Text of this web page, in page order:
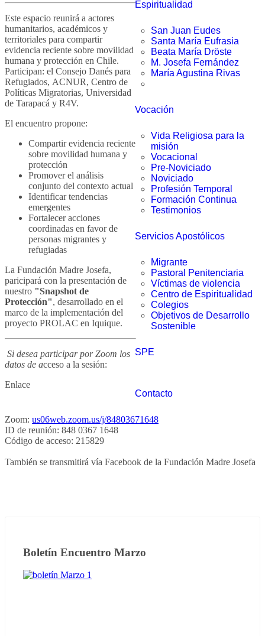
Espiritualidad
San Juan Eudes
Santa María Eufrasia
Beata María Dröste
M. Josefa Fernández
María Agustina Rivas
Vocación
Vida Religiosa para la
misión
Vocacional
Pre-Noviciado
Noviciado
Profesión Temporal
Formación Continua
Testimonios
Servicios Apostólicos
Migrante
Pastoral Penitenciaria
Víctimas de violencia
Centro de Espiritualidad
Colegios
Objetivos de Desarrollo
Sostenible
SPE
Contacto
Este espacio reunirá a actores
humanitarios, académicos y
territoriales para compartir
evidencia reciente sobre movilidad
humana y protección en Chile.
Participan: el Consejo Danés para
Refugiados, ACNUR, Centro de
Políticas Migratorias, Universidad
de Tarapacá y R4V.
El encuentro propone:
Compartir evidencia reciente
sobre movilidad humana y
protección
Promover el análisis
conjunto del contexto actual
Identificar tendencias
emergentes
Fortalecer acciones
coordinadas en favor de
personas migrantes y
refugiadas
La Fundación Madre Josefa,
paricipará con la presentación de
nuestro "Snapshot de
Protección", desarrollado en el
marco de la implementación del
proyecto PROLAC en Iquique.
Si desea participar por Zoom los
datos de acceso a la sesión:
Enlace
Zoom: us06web.zoom.us/j/84803671648
ID de reunión: 848 0367 1648
Código de acceso: 215829
También se transmitirá vía Facebook de la Fundación Madre Josefa
Boletín Encuentro Marzo